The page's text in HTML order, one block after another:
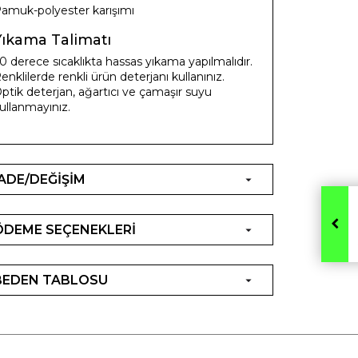
polyester karışımı
Talimatı
derece sıcaklıkta hassas yıkama yapılmalıdır.
renkli ürün deterjanı kullanınız.
deterjan, ağartıcı ve çamaşır suyu
DEĞİŞİM
SEÇENEKLERİ
TABLOSU